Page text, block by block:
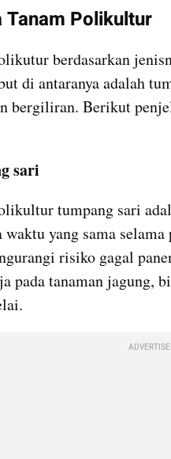
Tanam Polikultur
berdasarkan
di antaranya adalah
bergiliran. Berikut
sari
tumpang sari
waktu yang sama
risiko gagal
pada tanaman jagung,